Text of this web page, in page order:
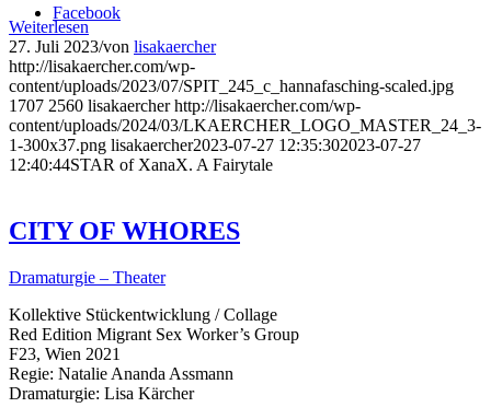
Facebook
Weiterlesen
27. Juli 2023/von lisakaercher
http://lisakaercher.com/wp-
content/uploads/2023/07/SPIT_245_c_hannafasching-scaled.jpg
1707 2560 lisakaercher http://lisakaercher.com/wp-
content/uploads/2024/03/LKAERCHER_LOGO_MASTER_24_3-
1-300x37.png lisakaercher2023-07-27 12:35:302023-07-27
12:40:44STAR of XanaX. A Fairytale
CITY OF WHORES
Dramaturgie – Theater
Kollektive Stückentwicklung / Collage
Red Edition Migrant Sex Worker’s Group
F23, Wien 2021
Regie: Natalie Ananda Assmann
Dramaturgie: Lisa Kärcher